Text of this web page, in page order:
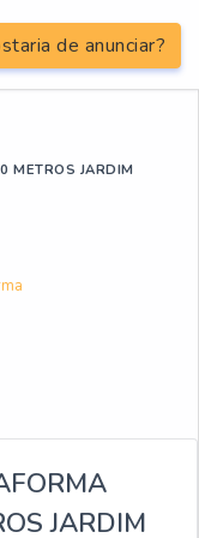
de anunciar?
METROS JARDIM
JARDIM